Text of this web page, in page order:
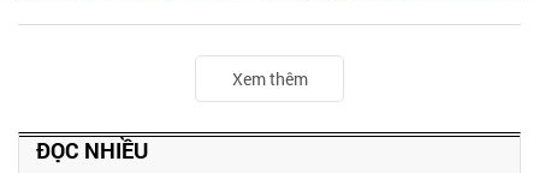
Xem thêm
ĐỌC NHIỀU